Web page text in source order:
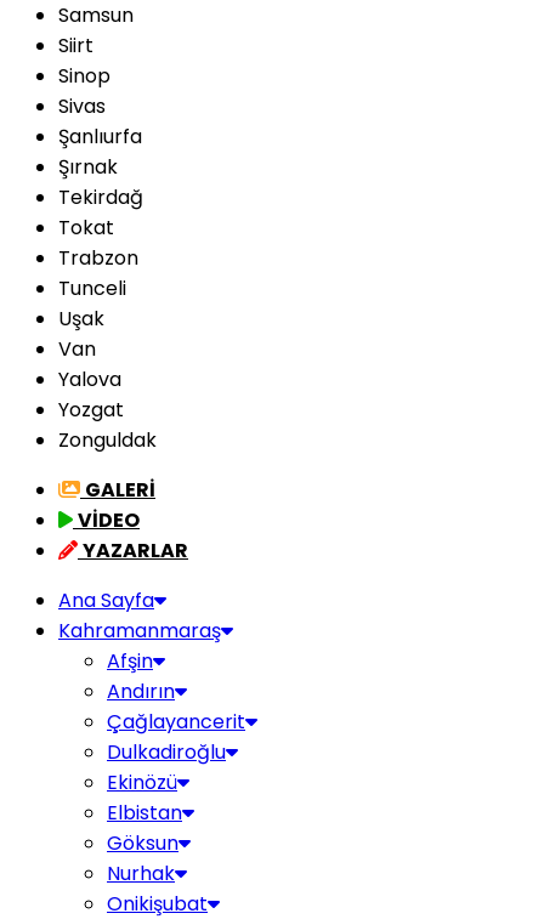
Samsun
Siirt
Sinop
Sivas
Şanlıurfa
Şırnak
Tekirdağ
Tokat
Trabzon
Tunceli
Uşak
Van
Yalova
Yozgat
Zonguldak
GALERİ
VİDEO
YAZARLAR
Ana Sayfa
Kahramanmaraş
Afşin
Andırın
Çağlayancerit
Dulkadiroğlu
Ekinözü
Elbistan
Göksun
Nurhak
Onikişubat